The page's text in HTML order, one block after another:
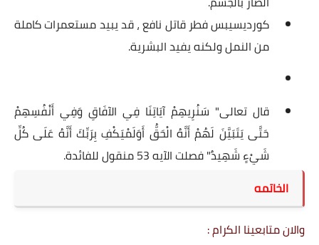
كورديسيبس فطر قاتل نافع ، قد يبيد مستعمرات كاملة
من النمل ولكنه يفيد البشرية.
قال تعالى" سَنُرِيهِمْ آيَاتِنَا فِي الآفَاقِ وَفِي أَنْفُسِهِمْ
حَتَّى يَتَبَيَّنَ لَهُمْ أَنَّهُ الْحَقُّ أَوَلَمْيَكْفِ بِرَبِّكَ أَنَّهُ عَلَى كُلِّ
شَيْءٍ شَهِيدٌ" فصلت الآيه 53 منقول للفائدة.
الخاتمه
والان متابعينا الكرام :